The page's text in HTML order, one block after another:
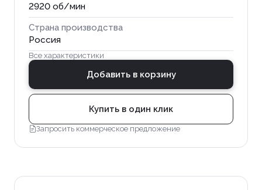
2920 об/мин
Страна производства
Россия
Все характеристики
Добавить в корзину
Купить в один клик
Запросить коммерческое предложение